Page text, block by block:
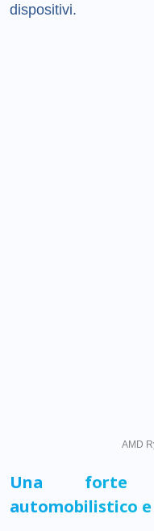
dispositivi.
AMD
Una forte
automobilistico